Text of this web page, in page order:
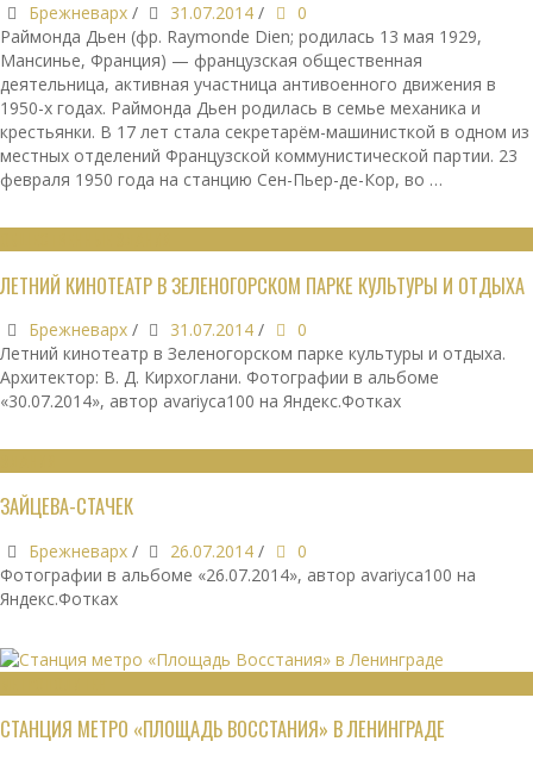
Брежневарх / 31.07.2014 /
0
Раймонда Дьен (фр. Raymonde Dien; родилась 13 мая 1929,
Мансинье, Франция) — французская общественная
деятельница, активная участница антивоенного движения в
1950-х годах. Раймонда Дьен родилась в семье механика и
крестьянки. В 17 лет стала секретарём-машинисткой в одном из
местных отделений Французской коммунистической партии. 23
февраля 1950 года на станцию Сен-Пьер-де-Кор, во …
ЛЕТНИЙ КИНОТЕАТР В ЗЕЛЕНОГОРСКОМ ПАРКЕ КУЛЬТУРЫ И ОТДЫХА
Брежневарх / 31.07.2014 /
0
Летний кинотеатр в Зеленогорском парке культуры и отдыха.
Архитектор: В. Д. Кирхоглани. Фотографии в альбоме
«30.07.2014», автор avariyca100 на Яндекс.Фотках
ЗАЙЦЕВА-СТАЧЕК
Брежневарх / 26.07.2014 /
0
Фотографии в альбоме «26.07.2014», автор avariyca100 на
Яндекс.Фотках
СТАНЦИЯ МЕТРО «ПЛОЩАДЬ ВОССТАНИЯ» В ЛЕНИНГРАДЕ